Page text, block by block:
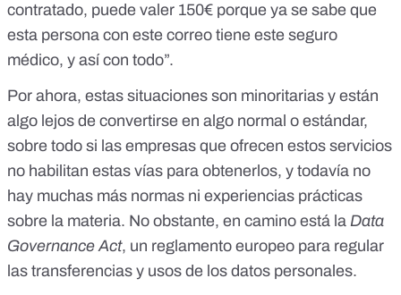
contratado, puede valer 150€ porque ya se sabe que
esta persona con este correo tiene este seguro
médico, y así con todo”.
Por ahora, estas situaciones son minoritarias y están
algo lejos de convertirse en algo normal o estándar,
sobre todo si las empresas que ofrecen estos servicios
no habilitan estas vías para obtenerlos, y todavía no
hay muchas más normas ni experiencias prácticas
sobre la materia. No obstante, en camino está la Data
Governance Act, un reglamento europeo para regular
las transferencias y usos de los datos personales.